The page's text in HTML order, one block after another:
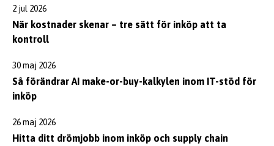
2 jul 2026
När kostnader skenar – tre sätt för inköp att ta
kontroll
30 maj 2026
Så förändrar AI make-or-buy-kalkylen inom IT-stöd för
inköp
26 maj 2026
Hitta ditt drömjobb inom inköp och supply chain